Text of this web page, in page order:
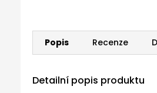
Popis Recenze
Detailní popis produktu